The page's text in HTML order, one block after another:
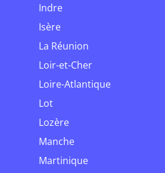
Indre
Isère
La Réunion
Loir-et-Cher
Loire-Atlantique
Lot
Lozère
Manche
Martinique